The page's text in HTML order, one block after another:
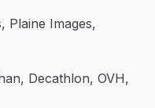
Plaine Images,
Decathlon, OVH,